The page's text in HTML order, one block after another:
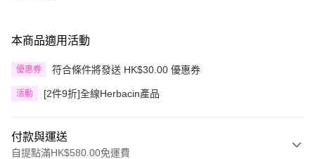
本商品適用活動
優惠券 符合條件將發送 HK$30.00 優惠券
活動 [2件9折]全線Herbacin產品
付款與運送
自提點滿HK$580.00免運費